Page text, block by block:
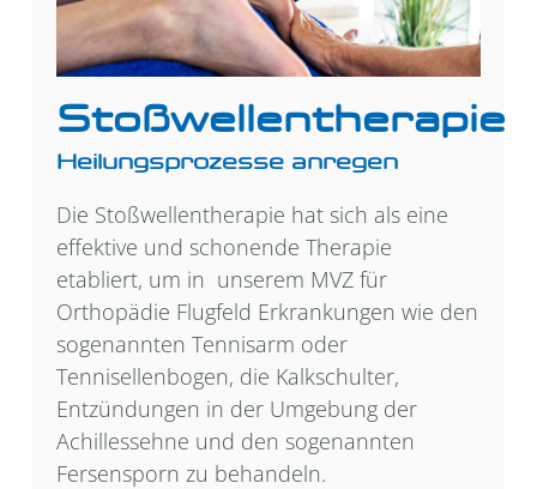
Stoßwellentherapie
Heilungsprozesse anregen
Die Stoßwellentherapie hat sich als eine
effektive und schonende Therapie
etabliert, um in unserem MVZ für
Orthopädie Flugfeld Erkrankungen wie den
sogenannten Tennisarm oder
Tennisellenbogen, die Kalkschulter,
Entzündungen in der Umgebung der
Achillessehne und den sogenannten
Fersensporn zu behandeln.